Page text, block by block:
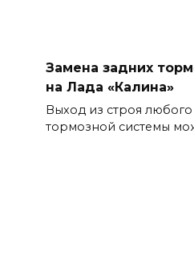
Замена задних
на Лада «Калина»
Выход из строя любого
тормозной системы